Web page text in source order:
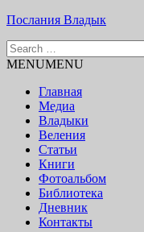
Skip
content
Послания Владык
Основу сайта
Search
for:
MENUMENU
Главная
Медиа
Владыки
Веления
Статьи
Книги
Фотоальбом
Библиотека
Дневник
Контакты